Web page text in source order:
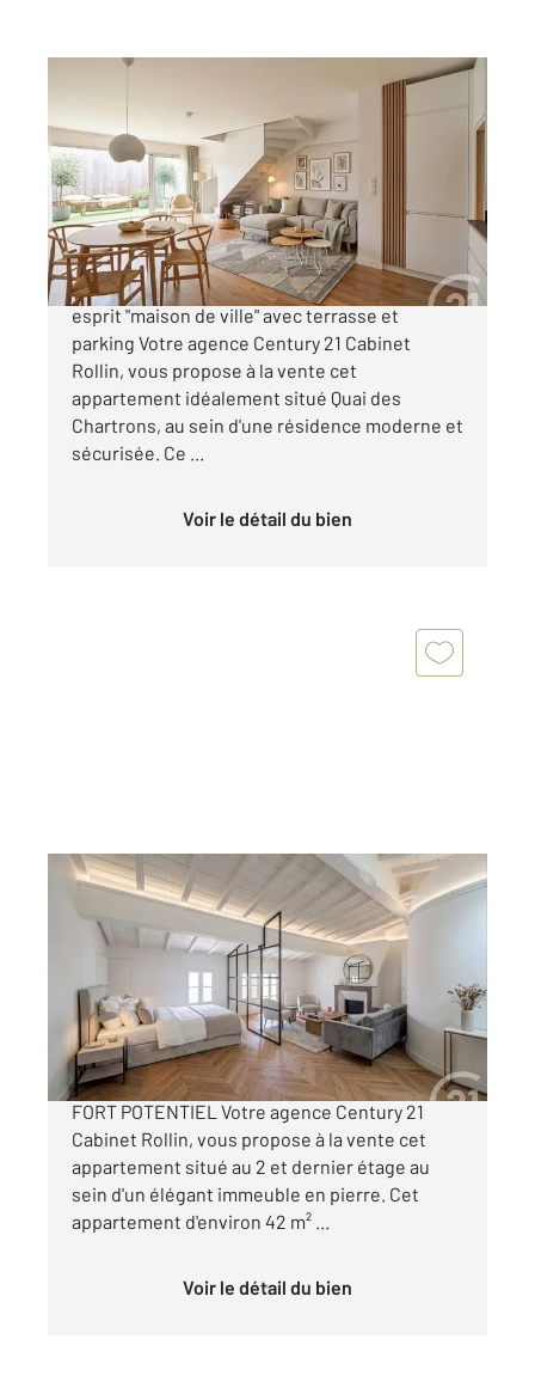
69,37 m
, 3 pièces
Ref : 26756
Appartement T3 à vendre
345 000 €
Bordeaux Quai des Chartrons Appartement
esprit "maison de ville" avec terrasse et
parking Votre agence Century 21 Cabinet
Rollin, vous propose à la vente cet
appartement idéalement situé Quai des
Chartrons, au sein d'une résidence moderne et
sécurisée. Ce ...
Voir le détail du bien
BORDEAUX 33
, 1 pièce
Ref : 26595
Appartement T1 à vendre
150 000 €
BORDEAUX JUDAÏQUE OPPORTUNITÉ RARE À
FORT POTENTIEL Votre agence Century 21
Cabinet Rollin, vous propose à la vente cet
appartement situé au 2 et dernier étage au
sein d'un élégant immeuble en pierre. Cet
appartement d'environ 42 m² ...
Voir le détail du bien